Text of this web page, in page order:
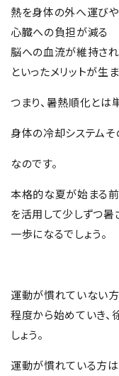
熱を身体の外へ運びや
心臓への負担が減る
脳への血流が維持さ
といったメリットが生
つまり、暑熱順化とは
身体の冷却システム
なのです。
本格的な夏が始まる前
を活用して少しずつ暑
一歩になるでしょう。
運動が慣れていない
程度から始めていき、
しょう。
運動が慣れている方